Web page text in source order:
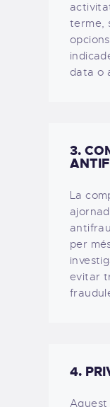
terme,
data o
3.
La
per
evitar
4.
Aquest